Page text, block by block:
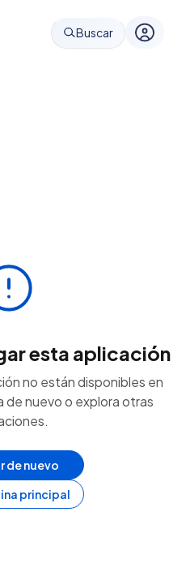
Buscar
esta aplicación
no están disponibles en
nuevo o explora otras
de nuevo
principal